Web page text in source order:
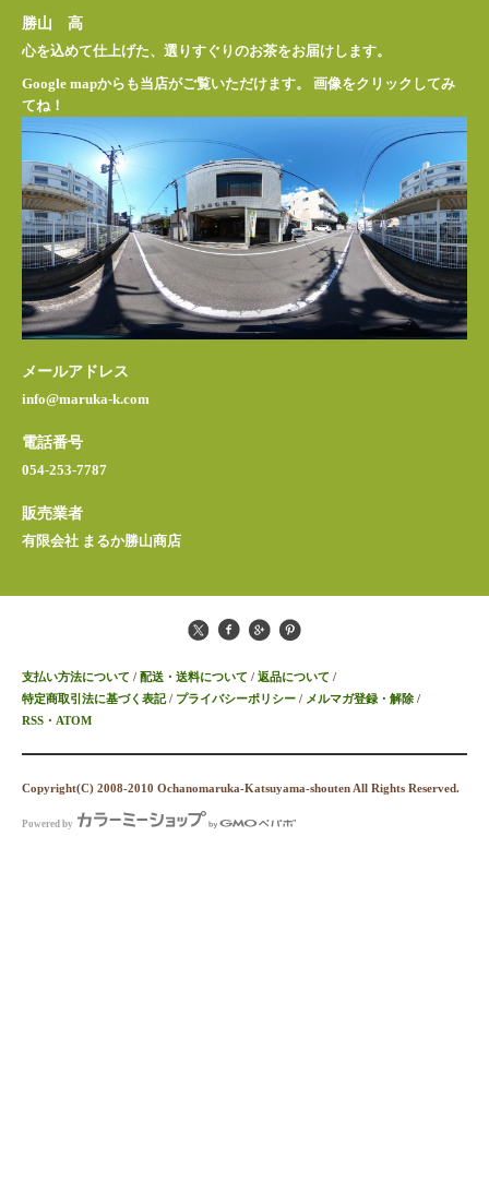
勝山 高
心を込めて仕上げた、選りすぐりのお茶をお届けします。
Google mapからも当店がご覧いただけます。 画像をクリックしてみ
てね！
メールアドレス
info@maruka-k.com
電話番号
054-253-7787
販売業者
有限会社 まるか勝山商店
支払い方法について / 配送・送料について / 返品について /
特定商取引法に基づく表記/ プライバシーポリシー / メルマガ登録・解除 /
RSS ・ ATOM
Copyright(C) 2008-2010 Ochanomaruka-Katsuyama-shouten All Rights Reserved.
Powered by